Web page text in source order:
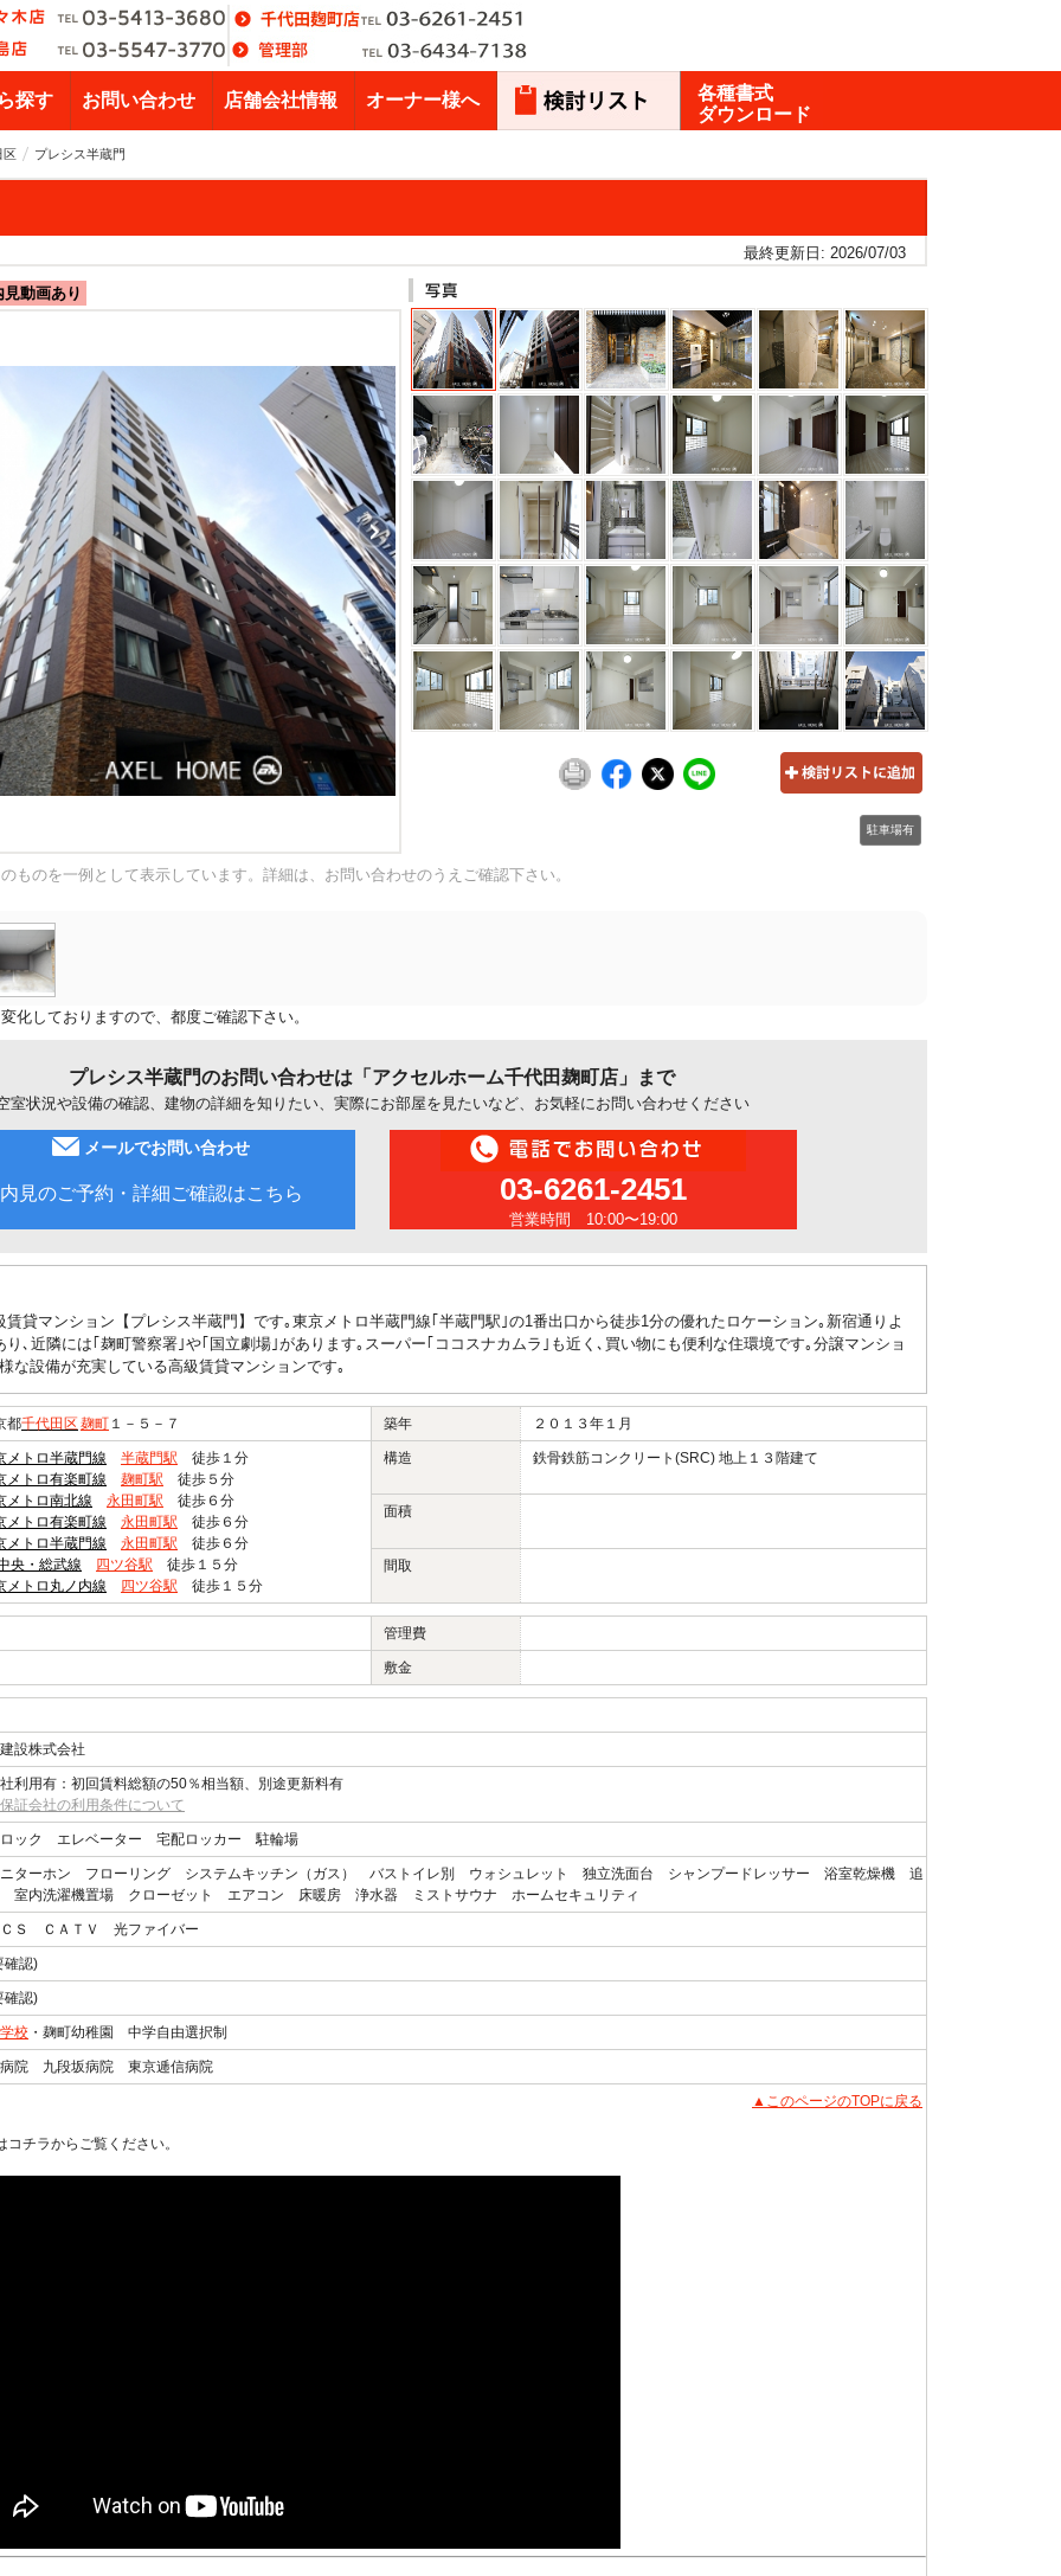
探す お問い合わせ 店舗会社情報 オーナー様へ
各種書式
ダウンロード
区 プレシス半蔵門
最終更新日: 2026/07/03
見動画あり
駐車場有
ものを一例として表示しています。詳細は、お問い合わせのうえご確認下さい。
化しておりますので、都度ご確認下さい。
プレシス半蔵門のお問い合わせは「アクセルホーム千代田麹町店」まで
室状況や設備の確認、建物の詳細を知りたい、実際にお部屋を見たいなど、お気軽にお問い合わせください
メールでお問い合わせ
内見のご予約・詳細ご確認はこちら 03-6261-2451
営業時間 10:00〜19:00
貸マンション【プレシス半蔵門】です｡東京メトロ半蔵門線｢半蔵門駅｣の1番出口から徒歩1分の優れたロケーション｡新宿通りよ
､近隣には｢麹町警察署｣や｢国立劇場｣があります｡スーパー｢ココスナカムラ｣も近く､買い物にも便利な住環境です｡分譲マンショ
な設備が充実している高級賃貸マンションです｡
都千代田区 麹町 １－５－７ 築年 ２０１３年１月
メトロ半蔵門線 半蔵門駅 徒歩１分
メトロ有楽町線
麹町駅 徒歩５分
メトロ南北線
永田町駅 徒歩６分
メトロ有楽町線
永田町駅 徒歩６分
メトロ半蔵門線
永田町駅 徒歩６分
央・総武線
四ツ谷駅 徒歩１５分
メトロ丸ノ内線
四ツ谷駅 徒歩１５分
構造 鉄骨鉄筋コンクリート(SRC) 地上１３階建て
面積
間取
管理費
敷金
設株式会社
利用有：初回賃料総額の50％相当額、別途更新料有
証会社の利用条件について
ロック エレベーター 宅配ロッカー 駐輪場
ニターホン フローリング システムキッチン（ガス） バストイレ別 ウォシュレット 独立洗面台 シャンプードレッサー 浴室乾燥機 追
室内洗濯機置場 クローゼット エアコン 床暖房 浄水器 ミストサウナ ホームセキュリティ
Ｓ ＣＡＴＶ 光ファイバー
確認)
確認)
校 ・麹町幼稚園 中学自由選択制
病院 九段坂病院 東京逓信病院
▲このページのTOPに戻る
コチラからご覧ください。